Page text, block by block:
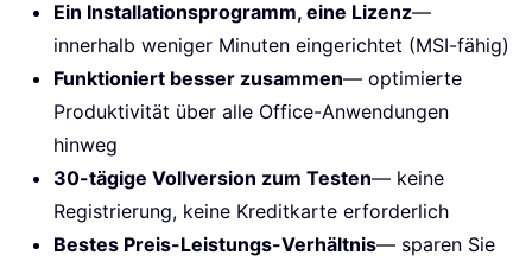
Ein Installationsprogramm, eine Lizenz—
innerhalb weniger Minuten eingerichtet (MSI-fähig)
Funktioniert besser zusammen— optimierte
Produktivität über alle Office-Anwendungen
hinweg
30-tägige Vollversion zum Testen— keine
Registrierung, keine Kreditkarte erforderlich
Bestes Preis-Leistungs-Verhältnis— sparen Sie